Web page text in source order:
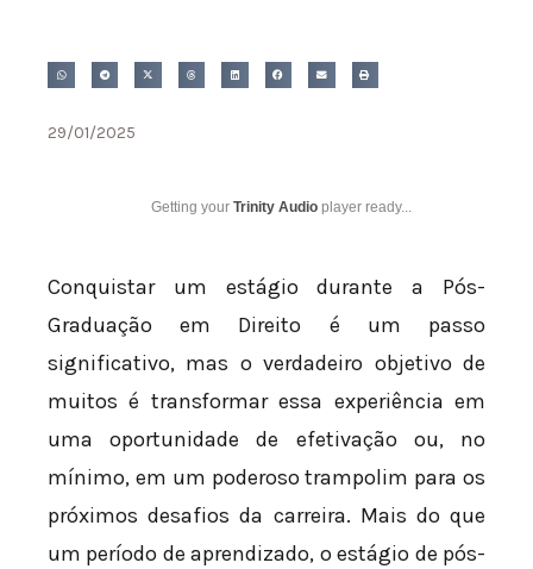
29/01/2025
Getting your Trinity Audio player ready...
Conquistar um estágio durante a Pós-
Graduação em Direito é um passo
significativo, mas o verdadeiro objetivo de
muitos é transformar essa experiência em
uma oportunidade de efetivação ou, no
mínimo, em um poderoso trampolim para os
próximos desafios da carreira. Mais do que
um período de aprendizado, o estágio de pós-